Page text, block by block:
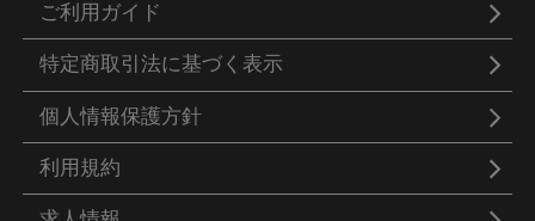
ご利用ガイド
特定商取引法に基づく表示
個人情報保護方針
利用規約